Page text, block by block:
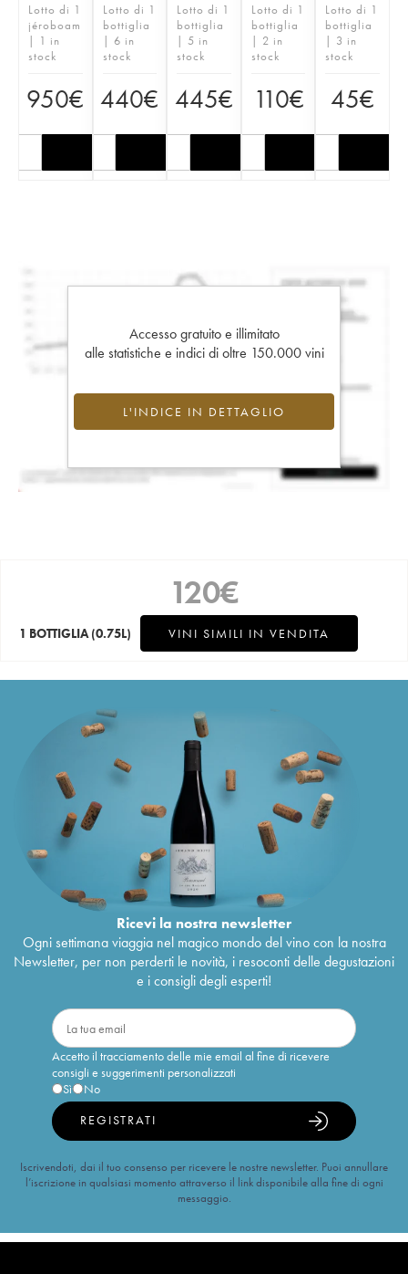
Lotto di 1
jéroboam
| 1 in
stock
950€
Lotto di 1
bottiglia
| 6 in
stock
440€
Lotto di 1
bottiglia
| 5 in
stock
445€
Lotto di 1
bottiglia
| 2 in
stock
110€
Lotto di 1
bottiglia
| 3 in
stock
45€
Accesso gratuito e illimitato
alle statistiche e indici di oltre 150.000 vini
L'INDICE IN DETTAGLIO
120€
1 BOTTIGLIA (0.75L) VINI SIMILI IN VENDITA
Ricevi la nostra newsletter
Ogni settimana viaggia nel magico mondo del vino con la nostra
Newsletter, per non perderti le novità, i resoconti delle degustazioni
e i consigli degli esperti!
Accetto il tracciamento delle mie email al fine di ricevere
consigli e suggerimenti personalizzati
Sì
No
REGISTRATI
Iscrivendoti, dai il tuo consenso per ricevere le nostre newsletter. Puoi annullare
l’iscrizione in qualsiasi momento attraverso il link disponibile alla fine di ogni
messaggio.